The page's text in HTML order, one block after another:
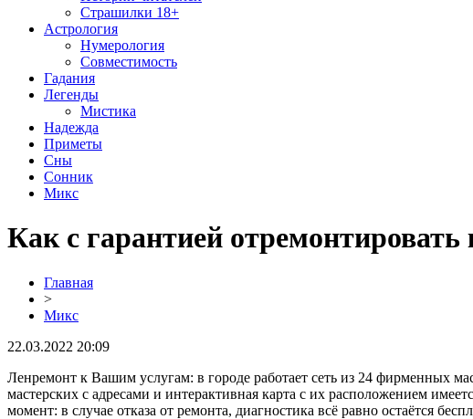
Страшилки 18+
Астрология
Нумерология
Совместимость
Гадания
Легенды
Мистика
Надежда
Приметы
Сны
Сонник
Микс
Как с гарантией
Главная
>
Микс
22.03.2022 20:09
Ленремонт к Вашим услугам: в городе работает сеть из 24 фирменных
мастерских с адресами и интерактивная карта с их расположением
момент: в случае отказа от ремонта, диагностика всё равно остаётся